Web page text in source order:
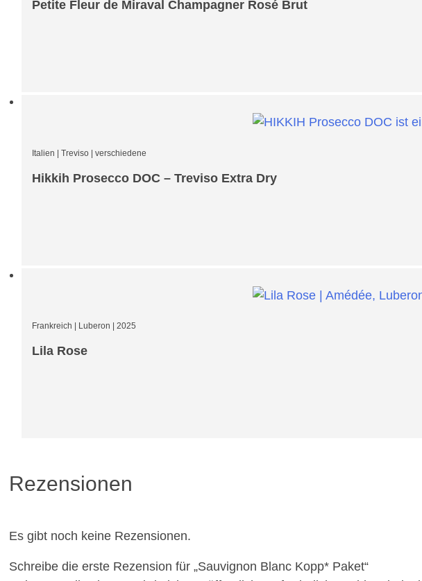
Petite Fleur de Miraval Champagner Rosé Brut
Italien |Treviso |verschiedene
Hikkih Prosecco DOC – Treviso Extra Dry
Frankreich Luberon |2025
Lila Rose
Rezensionen
Es gibt noch keine Rezensionen.
Schreibe die erste Rezension für „Sauvignon Blanc Kopp* Paket“